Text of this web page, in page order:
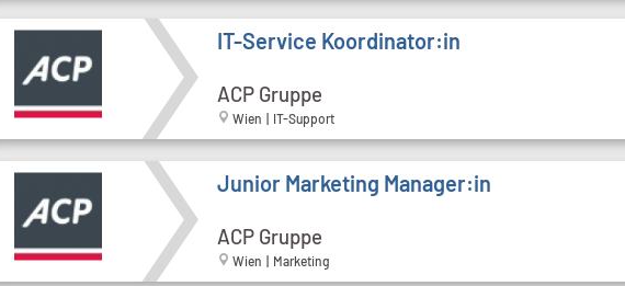
IT-Service Koordinator:in
ACP Gruppe
Wien | IT-Support
Junior Marketing Manager:in
ACP Gruppe
Wien | Marketing